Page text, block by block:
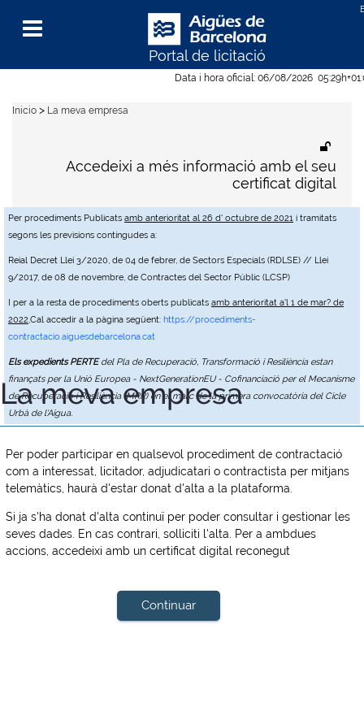
Data i hora oficial: 06/08/2026 05:29h
Per procediments Publicats amb anterioritat al 26 d' octubre de 2021 i tramitats
segons les previsions contingudes a:
Reial Decret Llei 3/2020, de 04 de febrer, de Sectors Especials (RDLSE) // Llei
9/2017, de 08 de novembre, de Contractes del Sector Públic (LCSP)
I per a la resta de procediments oberts publicats amb anterioritat a'l 1 de mar? de
2022,Cal accedir a la pàgina següent: https://procediments-
contractacio.aiguesdebarcelona.cat
Els expedients PERTEdel Pla de Recuperació, Transformació i Resiliència estan
finançats per la Unió Europea - NextGenerationEU - Cofinanciació per el Mecanisme
de Recuperació i Resiliència (MRR) en el marc de la primera convocatòria del Cicle
Urbà de l'Aigua.
Portal de licitació
Menu
Accedeixi a més informació amb el seu
certificat digital
Inicio > La meva empresa
La meva empresa
Per poder participar en qualsevol procediment de contractació
com a interessat, licitador, adjudicatari o contractista per mitjans
telemàtics, haurà d'estar donat d'alta a la plataforma.
Si ja s'ha donat d'alta continuï per poder consultar i gestionar les
seves dades. En cas contrari, solliciti l'alta. Per a ambdues
accions, accedeixi amb un certificat digital reconegut
Continuar